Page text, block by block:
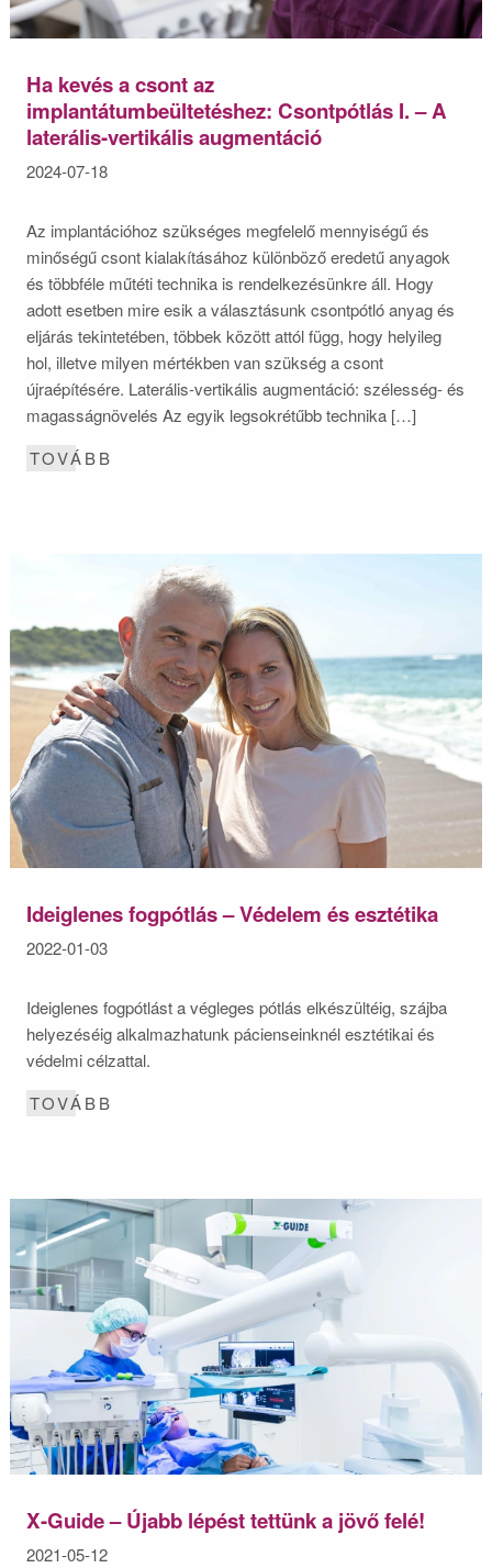
Ha kevés a csont az
implantátumbeültetéshez: Csontpótlás I. – A
laterális-vertikális augmentáció
2024-07-18
Az implantációhoz szükséges megfelelő mennyiségű és
minőségű csont kialakításához különböző eredetű anyagok
és többféle műtéti technika is rendelkezésünkre áll. Hogy
adott esetben mire esik a választásunk csontpótló anyag és
eljárás tekintetében, többek között attól függ, hogy helyileg
hol, illetve milyen mértékben van szükség a csont
újraépítésére. Laterális-vertikális augmentáció: szélesség- és
magasságnövelés Az egyik legsokrétűbb technika […]
TOVÁBB
Ideiglenes fogpótlás – Védelem és esztétika
2022-01-03
Ideiglenes fogpótlást a végleges pótlás elkészültéig, szájba
helyezéséig alkalmazhatunk pácienseinknél esztétikai és
védelmi célzattal.
TOVÁBB
X-Guide – Újabb lépést tettünk a jövő felé!
2021-05-12